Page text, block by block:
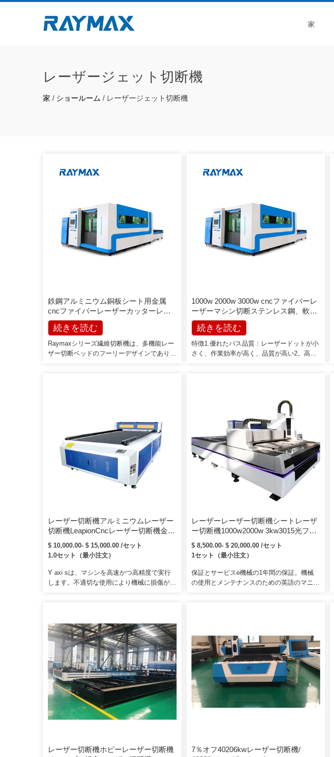
家
レーザージェット切断機
家 / ショールーム / レーザージェット切断機
1000w 2000w 3000w cncファイバーレ
ーザーマシン切断ステンレス鋼、軟
鋼、アルミニウム
続きを読む
特徴1.優れたパス品質：レーザードットが小
さく、作業効率が高く、品質が高い2。高い
は100,000時間に達する可能性があります;
4。光電変換の高効率：CO2レーザー切断
機、ファイバーレーザーと比較[…]
鉄鋼アルミニウム銅板シート用金属
cncファイバーレーザーカッターレー
ザー切断機
続きを読む
Raymaxシリーズ繊維切断機は、多機能レー
ザー切断ベッドのフーリーデザインであり、
レーザー切断機アルミニウムレーザー
切断機LeapionCncレーザー切断機金属
切断用炭素鋼ステンレス鋼およびアル
ミニウム
$ 10,000.00- $ 15,000.00 /セット
1.0セット（最小注文）
Y axi sは、マシンを高速かつ高精度で実行
します。不適切な使用により機械に損傷が生
レーザーレーザー切断機シートレーザ
ー切断機1000w2000w 3kw3015光ファ
イバー機器Cncレーザーカッターカー
ボンメタルファイバーレーザー切断機
ステンレス鋼板用
$ 8,500.00- $ 20,000.00 /セット
1セット（最小注文）
保証とサービスe機械の1年間の保証。機械
の使用とメンテナンスのための英語のマニュ
レーザー切断機ホビーレーザー切断機
7％オフ40206kwレーザー切断機/